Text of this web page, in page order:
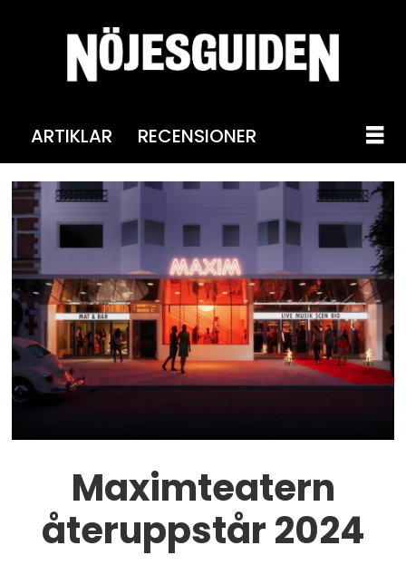
ARTIKLAR RECENSIONER
Maximteatern
återuppstår 2024